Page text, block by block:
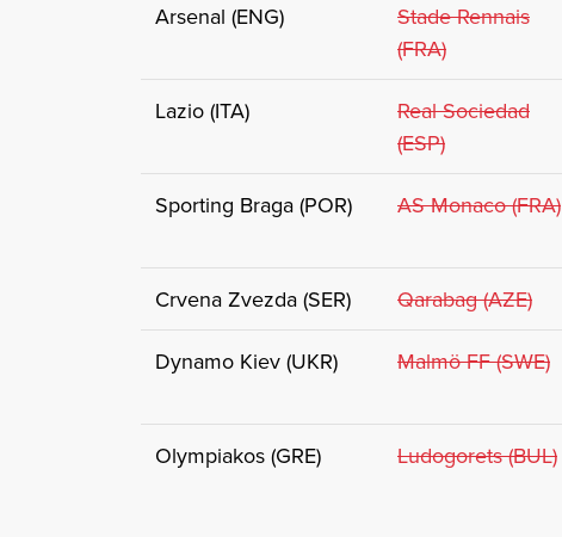
Arsenal (ENG)
Stade Rennais
(FRA)
Lazio (ITA)
Real Sociedad
(ESP)
Sporting Braga (POR) AS Monaco (FRA)
Crvena Zvezda (SER) Qarabag (AZE)
Dynamo Kiev (UKR) Malmö FF (SWE)
Olympiakos (GRE) Ludogorets (BUL)